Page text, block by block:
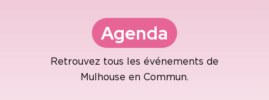
Agenda
Retrouvez tous les événements de
Mulhouse en Commun.